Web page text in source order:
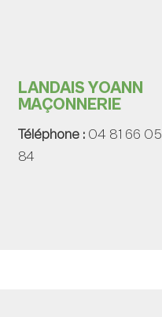
LANDAIS YOANN
MAÇONNERIE
Téléphone : 04 81 66 05
84